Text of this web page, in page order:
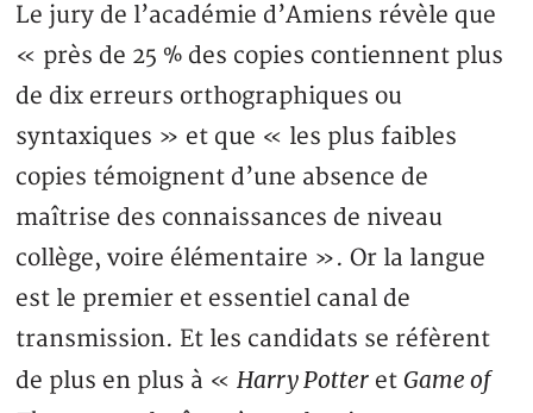
Le jury de l’académie d’Amiens révèle que
« près de 25 % des copies contiennent plus
de dix erreurs orthographiques ou
syntaxiques » et que « les plus faibles
copies témoignent d’une absence de
maîtrise des connaissances de niveau
collège, voire élémentaire ». Or la langue
est le premier et essentiel canal de
transmission. Et les candidats se réfèrent
de plus en plus à «Harry Potter et Game of